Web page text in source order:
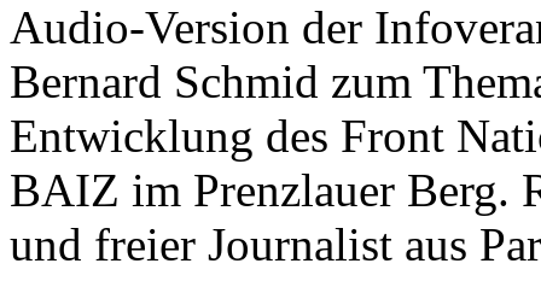
Audio-Version der
Bernard Schmid zum
Entwicklung des Front
BAIZ im Prenzlauer Berg.
und freier Journalist aus